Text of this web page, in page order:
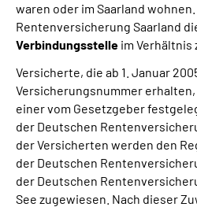
waren oder im Saarland
Rentenversicherung Saarland
Verbindungsstelle im Verhältnis
Versicherte, die ab 1. Januar
Versicherungsnummer
einer vom Gesetzgeber
der Deutschen
der Versicherten werden den
der Deutschen
der Deutschen
See zugewiesen. Nach dieser